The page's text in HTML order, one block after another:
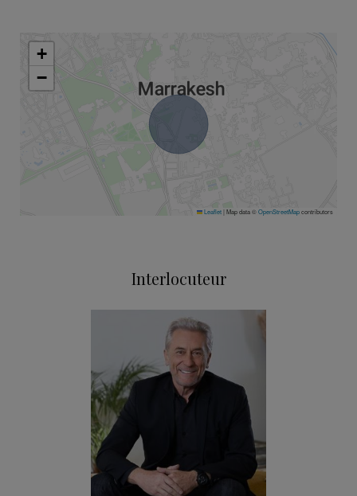
+
−
Leaflet| Map data ©OpenStreetMapcontributors
Interlocuteur